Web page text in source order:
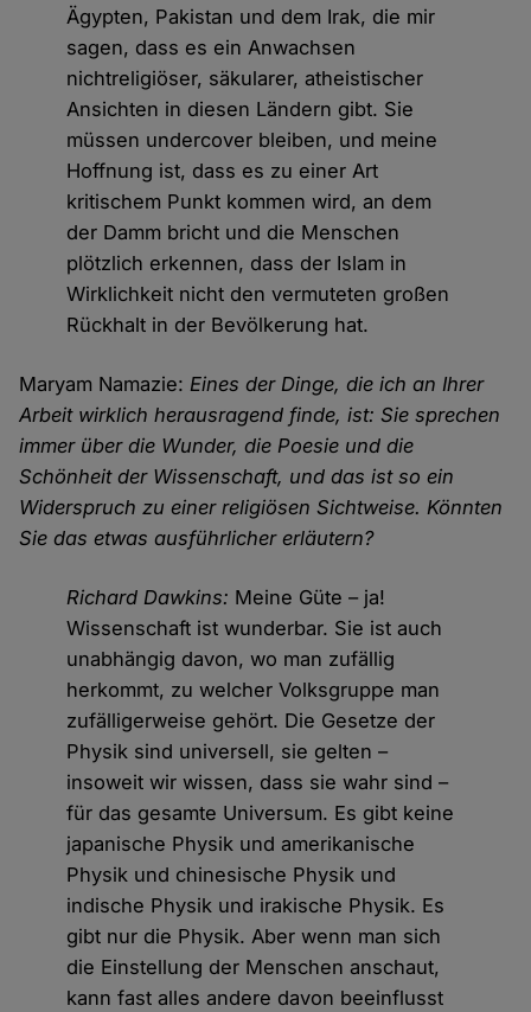
Ägypten, Pakistan und dem Irak, die mir
sagen, dass es ein Anwachsen
nichtreligiöser, säkularer, atheistischer
Ansichten in diesen Ländern gibt. Sie
müssen undercover bleiben, und meine
Hoffnung ist, dass es zu einer Art
kritischem Punkt kommen wird, an dem
der Damm bricht und die Menschen
plötzlich erkennen, dass der Islam in
Wirklichkeit nicht den vermuteten großen
Rückhalt in der Bevölkerung hat.
Maryam Namazie:Eines der Dinge, die ich an Ihrer
Arbeit wirklich herausragend finde, ist: Sie sprechen
immer über die Wunder, die Poesie und die
Schönheit der Wissenschaft, und das ist so ein
Widerspruch zu einer religiösen Sichtweise. Könnten
Sie das etwas ausführlicher erläutern?
Richard Dawkins: Meine Güte – ja!
Wissenschaft ist wunderbar. Sie ist auch
unabhängig davon, wo man zufällig
herkommt, zu welcher Volksgruppe man
zufälligerweise gehört. Die Gesetze der
Physik sind universell, sie gelten –
insoweit wir wissen, dass sie wahr sind –
für das gesamte Universum. Es gibt keine
japanische Physik und amerikanische
Physik und chinesische Physik und
indische Physik und irakische Physik. Es
gibt nur die Physik. Aber wenn man sich
die Einstellung der Menschen anschaut,
kann fast alles andere davon beeinflusst